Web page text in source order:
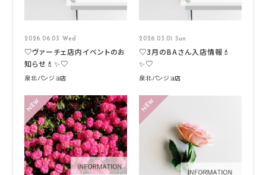
2026.06.03 Wed
♡ヴァーチェ店内イベントのお
知らせ💄✨♡
泉北パンジョ店
2026.03.01 Sun
♡3月のBAさん入店情報💄
✨♡
泉北パンジョ店